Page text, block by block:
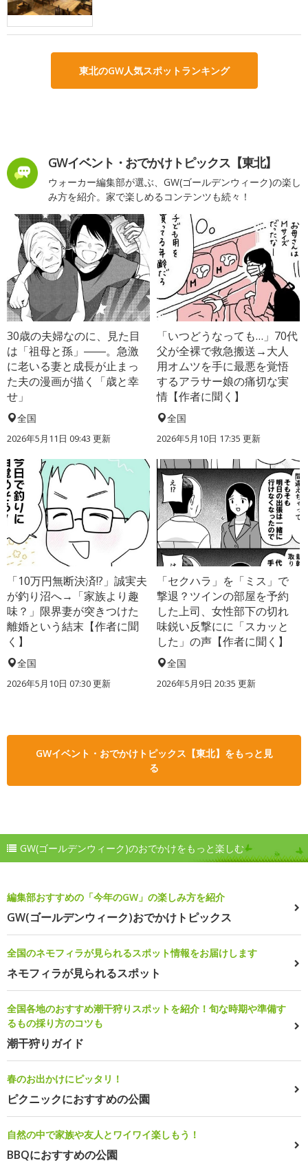
東北のGW人気スポットランキング
GWイベント・おでかけトピックス【東北】
ウォーカー編集部が選ぶ、GW(ゴールデンウィーク)の楽し
み方を紹介。家で楽しめるコンテンツも続々！
30歳の夫婦なのに、見た目
は「祖母と孫」――。急激
に老いる妻と成長が止まっ
た夫の漫画が描く「歳と幸
せ」
全国
2026年5月11日 09:43 更新
「いつどうなっても…」70代
父が全裸で救急搬送→大人
用オムツを手に最悪を覚悟
するアラサー娘の痛切な実
情【作者に聞く】
全国
2026年5月10日 17:35 更新
「10万円無断決済!?」誠実夫
が釣り沼へ→「家族より趣
味？」限界妻が突きつけた
離婚という結末【作者に聞
く】
全国
2026年5月10日 07:30 更新
「セクハラ」を「ミス」で
撃退？ツインの部屋を予約
した上司、女性部下の切れ
味鋭い反撃にに「スカッと
した」の声【作者に聞く】
全国
2026年5月9日 20:35 更新
GWイベント・おでかけトピックス【東北】をもっと見
る
GW(ゴールデンウィーク)のおでかけをもっと楽しむ
編集部おすすめの「今年のGW」の楽しみ方を紹介
GW(ゴールデンウィーク)おでかけトピックス
全国のネモフィラが見られるスポット情報をお届けします
ネモフィラが見られるスポット
全国各地のおすすめ潮干狩りスポットを紹介！旬な時期や準備す
るもの採り方のコツも
潮干狩りガイド
春のお出かけにピッタリ！
ピクニックにおすすめの公園
自然の中で家族や友人とワイワイ楽しもう！
BBQにおすすめの公園